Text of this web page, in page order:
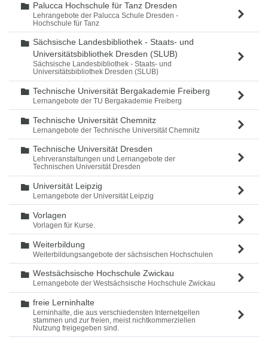
Ordner
Palucca Hochschule für Tanz Dresden
Lehrangebote der Palucca Schule Dresden -
Hochschule für Tanz
Ordner
Sächsische Landesbibliothek - Staats- und
Universitätsbibliothek Dresden (SLUB)
Sächsische Landesbibliothek - Staats- und
Universitätsbibliothek Dresden (SLUB)
Ordner
Technische Universität Bergakademie Freiberg
Lernangebote der TU Bergakademie Freiberg
Ordner
Technische Universität Chemnitz
Lernangebote der Technische Universität Chemnitz
Ordner
Technische Universität Dresden
Lehrveranstaltungen und Lernangebote der
Technischen Universität Dresden
Ordner
Universität Leipzig
Lernangebote der Universität Leipzig
Ordner
Vorlagen
Vorlagen für Kurse.
Ordner
Weiterbildung
Weiterbildungsangebote der sächsischen Hochschulen
Ordner
Westsächsische Hochschule Zwickau
Lernangebote der Westsächsische Hochschule Zwickau
Ordner
freie Lerninhalte
Lerninhalte, die aus verschiedensten Internetqellen
stammen und zur freien, meist nichtkommerziellen
Nutzung freigegeben sind.